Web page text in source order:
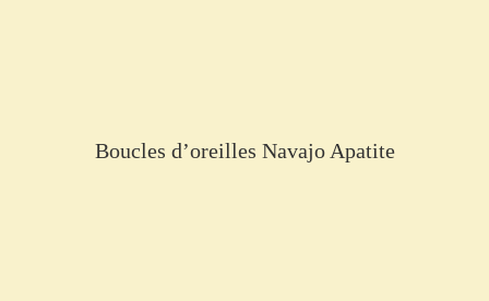
Boucles d’oreilles Navajo Apatite
€